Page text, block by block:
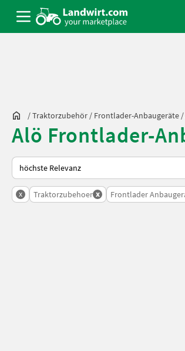
/Traktorzubehör / Frontlader-Anbaugeräte /
Alö Frontlader-
So wird auf Landwirt.com sortiert
x Traktorzubehoer x Frontlader